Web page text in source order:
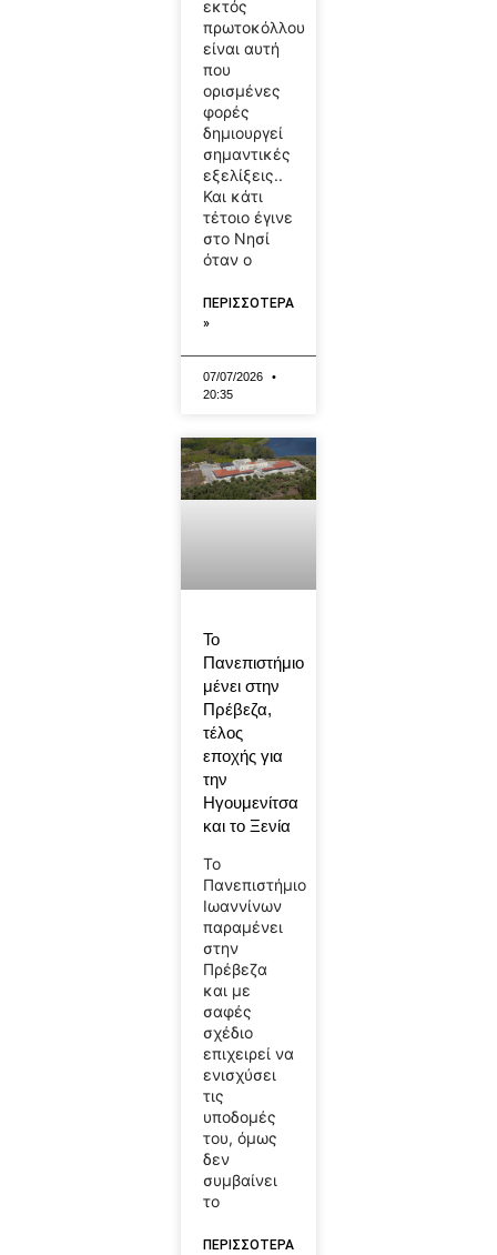
εκτός
πρωτοκόλλου
είναι αυτή
που
ορισμένες
φορές
δημιουργεί
σημαντικές
εξελίξεις..
Και κάτι
τέτοιο έγινε
στο Νησί
όταν ο
ΠΕΡΙΣΣΟΤΕΡΑ
»
07/07/2026
20:35
Το
Πανεπιστήμιο
μένει στην
Πρέβεζα,
τέλος
εποχής για
την
Ηγουμενίτσα
και το Ξενία
Το
Πανεπιστήμιο
Ιωαννίνων
παραμένει
στην
Πρέβεζα
και με
σαφές
σχέδιο
επιχειρεί να
ενισχύσει
τις
υποδομές
του, όμως
δεν
συμβαίνει
το
ΠΕΡΙΣΣΟΤΕΡΑ